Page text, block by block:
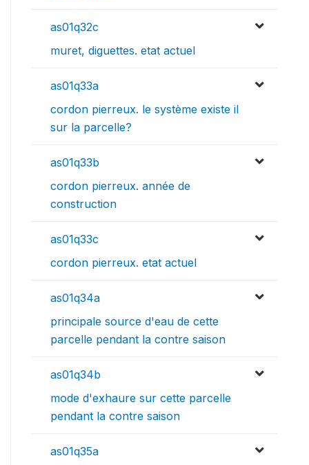
as01q32c
muret, diguettes. etat actuel
as01q33a
cordon pierreux. le système existe il
sur la parcelle?
as01q33b
cordon pierreux. année de
construction
as01q33c
cordon pierreux. etat actuel
as01q34a
principale source d'eau de cette
parcelle pendant la contre saison
as01q34b
mode d'exhaure sur cette parcelle
pendant la contre saison
as01q35a